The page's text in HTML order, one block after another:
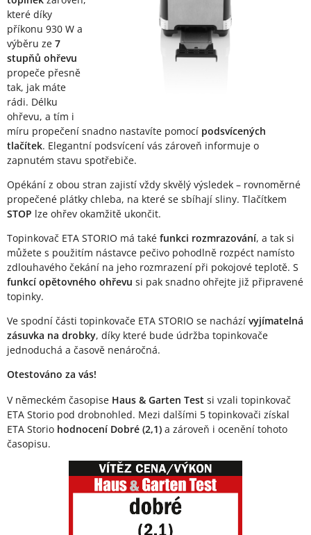
které díky
příkonu 930 W a
výběru ze 7
stupňů ohřevu
propeče přesně
tak, jak máte
rádi. Délku
ohřevu, a tím i
míru propečení snadno nastavíte pomocí podsvícených
tlačítek. Elegantní podsvícení vás zároveň informuje o
zapnutém stavu spotřebiče.
Opékání z obou stran zajistí vždy skvělý výsledek – rovnoměrné
propečené plátky chleba, na které se sbíhají sliny. Tlačítkem
STOP lze ohřev okamžitě ukončit.
Topinkovač ETA STORIO má také funkci rozmrazování, a tak si
můžete s použitím nástavce pečivo pohodlně rozpéct namísto
zdlouhavého čekání na jeho rozmrazení při pokojové teplotě. S
funkcí opětovného ohřevu si pak snadno ohřejte již připravené
topinky.
Ve spodní části topinkovače ETA STORIO se nachází vyjímatelná
zásuvka na drobky, díky které bude údržba topinkovače
jednoduchá a časově nenáročná.
Otestováno za vás!
V německém časopise Haus & Garten Test si vzali topinkovač
ETA Storio pod drobnohled. Mezi dalšími 5 topinkovači získal
ETA Storio hodnocení Dobré (2,1) a zároveň i ocenění tohoto
časopisu.